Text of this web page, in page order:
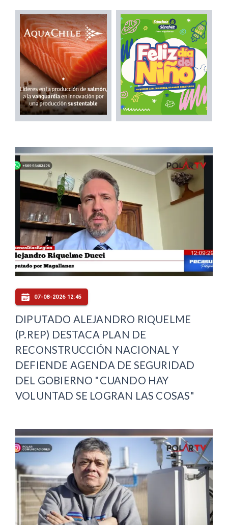
07-08-2026 12:45
DIPUTADO ALEJANDRO RIQUELME
(P.REP) DESTACA PLAN DE
RECONSTRUCCIÓN NACIONAL Y
DEFIENDE AGENDA DE SEGURIDAD
DEL GOBIERNO "CUANDO HAY
VOLUNTAD SE LOGRAN LAS COSAS"